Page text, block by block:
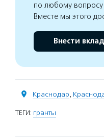
по любому вопросу
Вместе мы этого
Внести вклад
Краснодар,
ТЕГИ: гранты